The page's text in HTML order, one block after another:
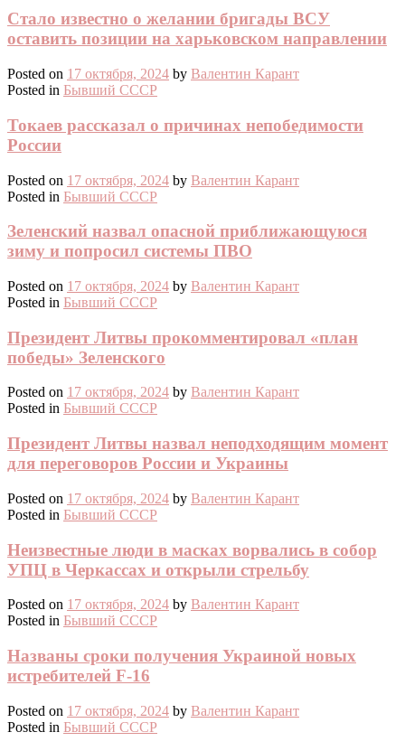
Стало известно о желании бригады ВСУ
оставить позиции на харьковском направлении
Posted on 17 октября, 2024 by Валентин Карант
Posted in Бывший СССР
Токаев рассказал о причинах непобедимости
России
Posted on 17 октября, 2024 by Валентин Карант
Posted in Бывший СССР
Зеленский назвал опасной приближающуюся
зиму и попросил системы ПВО
Posted on 17 октября, 2024 by Валентин Карант
Posted in Бывший СССР
Президент Литвы прокомментировал «план
победы» Зеленского
Posted on 17 октября, 2024 by Валентин Карант
Posted in Бывший СССР
Президент Литвы назвал неподходящим момент
для переговоров России и Украины
Posted on 17 октября, 2024 by Валентин Карант
Posted in Бывший СССР
Неизвестные люди в масках ворвались в собор
УПЦ в Черкассах и открыли стрельбу
Posted on 17 октября, 2024 by Валентин Карант
Posted in Бывший СССР
Названы сроки получения Украиной новых
истребителей F-16
Posted on 17 октября, 2024 by Валентин Карант
Posted in Бывший СССР